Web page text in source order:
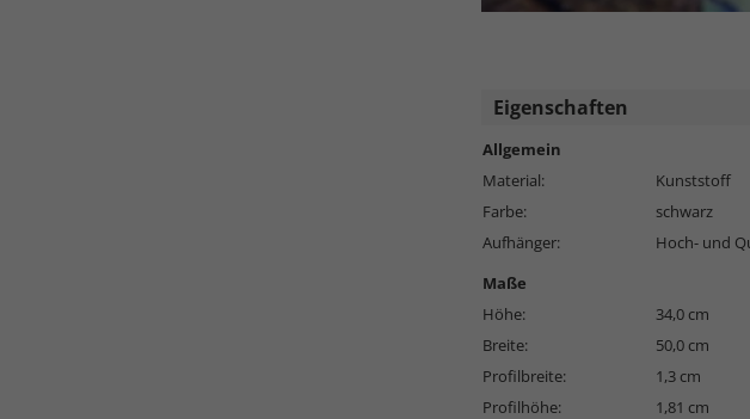
Eigenschaften
Allgemein
Material:
Kunststoff
Farbe:
schwarz
Aufhänger:
Hoch- und
Maße
Höhe:
34,0 cm
Breite:
50,0 cm
Profilbreite:
1,3 cm
Profilhöhe:
1,81 cm